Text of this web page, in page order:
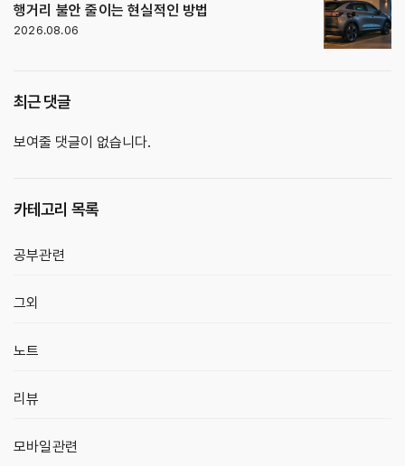
행거리 불안 줄이는 현실적인 방법
2026.08.06
최근 댓글
보여줄 댓글이 없습니다.
카테고리 목록
공부관련
그외
노트
리뷰
모바일관련